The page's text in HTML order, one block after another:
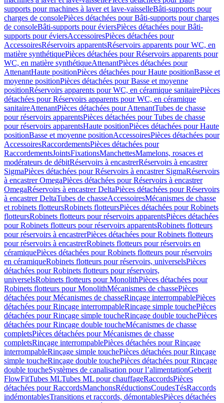
supports pour machines à laver et lave-vaisselleBâti-supports pour
charges de consolePièces détachées pour Bâti-supports pour charges
de consoleBâti-supports pour éviersPièces détachées pour Bâti-
supports pour éviersAccessoiresPièces détachées pour
AccessoiresRéservoirs apparentsRéservoirs apparents pour WC, en
matière synthétiquePièces détachées pour Réservoirs apparents pour
WC, en matière synthétiqueAttenantPièces détachées pour
AttenantHaute positionPièces détachées pour Haute positionBasse et
moyenne positionPièces détachées pour Basse et moyenne
positionRéservoirs apparents pour WC, en céramique sanitairePièces
détachées pour Réservoirs apparents pour WC, en céramique
sanitaireAttenantPièces détachées pour AttenantTubes de chasse
pour réservoirs apparentsPièces détachées pour Tubes de chasse
pour réservoirs apparentsHaute positionPièces détachées pour Haute
positionBasse et moyenne positionAccessoiresPièces détachées pour
AccessoiresRaccordementsPièces détachées pour
RaccordementsJointsFixationsManchettesMamelons, rosaces et
modérateurs de débitRéservoirs à encastrerRéservoirs à encastrer
SigmaPièces détachées pour Réservoirs à encastrer SigmaRéservoirs
à encastrer OmegaPièces détachées pour Réservoirs à encastrer
OmegaRéservoirs à encastrer DeltaPièces détachées pour Réservoirs
à encastrer DeltaTubes de chasseAccessoiresMécanismes de chasse
et robinets flotteursRobinets flotteursPièces détachées pour Robinets
flotteursRobinets flotteurs pour réservoirs apparentsPièces détachées
pour Robinets flotteurs pour réservoirs apparentsRobinets flotteurs
pour réservoirs à encastrerPièces détachées pour Robinets flotteurs
pour réservoirs à encastrerRobinets flotteurs pour réservoirs en
céramiquePièces détachées pour Robinets flotteurs pour réservoirs
en céramiqueRobinets flotteurs pour réservoirs, universelsPièces
détachées pour Robinets flotteurs pour réservoirs,
universelsRobinets flotteurs pour MonolithPièces détachées pour
Robinets flotteurs pour MonolithMécanismes de chassePièces
détachées pour Mécanismes de chasseRinçage interrompablePièces
détachées pour Rinçage interrompableRinçage simple touchePièces
détachées pour Rinçage simple toucheRinçage double touchePièces
détachées pour Rinçage double toucheMécanismes de chasse
completsPièces détachées pour Mécanismes de chasse
completsRinçage interrompablePièces détachées pour Rinçage
interrompableRinçage simple touchePièces détachées pour Rinçage
simple toucheRinçage double touchePièces détachées pour Rinçage
double toucheSystèmes de canalisation pour l’alimentationGeberit
FlowFitTubes MLTubes ML pour chauffageRaccordsPièces
détachées pour RaccordsManchonsRéductionsCoudesTésRaccords
indémontablesTransitions et raccords, démontablesPièces détachées